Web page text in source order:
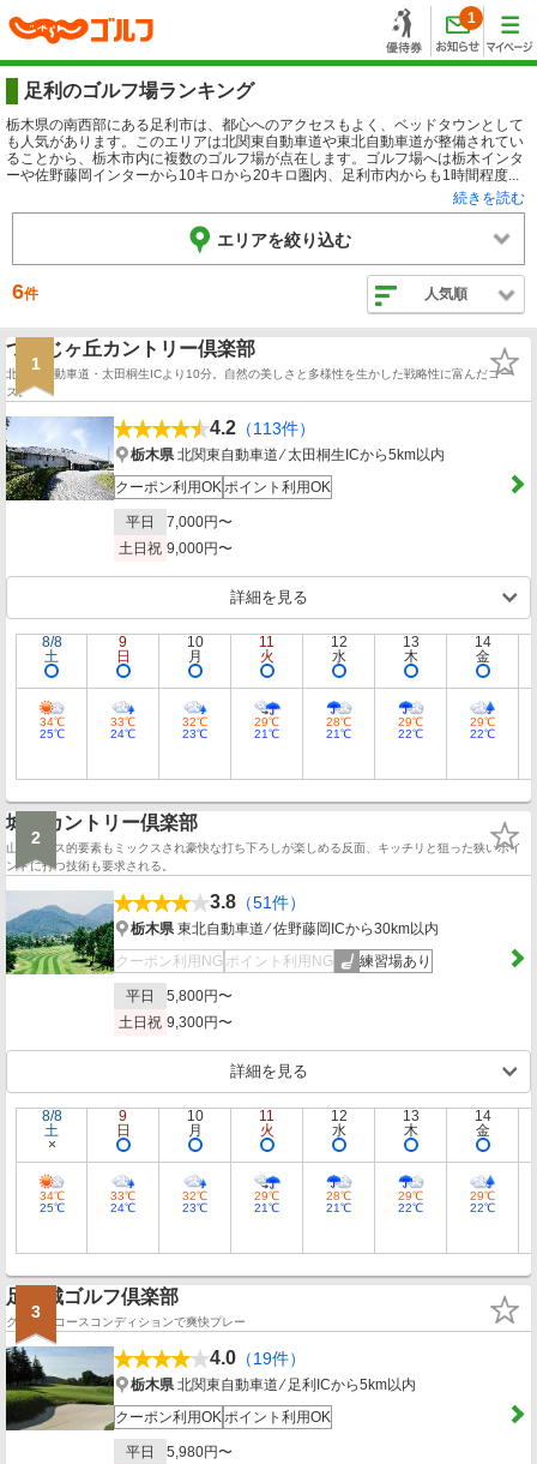
1
足利のゴルフ場ランキング
栃木県の南西部にある足利市は、都心へのアクセスもよく、ベッドタウンとして
も人気があります。このエリアは北関東自動車道や東北自動車道が整備されてい
ることから、栃木市内に複数のゴルフ場が点在します。ゴルフ場へは栃木インタ
ーや佐野藤岡インターから10キロから20キロ圏内、足利市内からも1時間程度...
続きを読む
エリアを絞り込む
6件 人気順
1
つつじヶ丘カントリー倶楽部
北関東自動車道・太田桐生ICより10分。自然の美しさと多様性を生かした戦略性に富んだコー
ス。
4.2 （113件）
栃木県北関東自動車道 ⁄ 太田桐生ICから5km以内
クーポン利用OKポイント利用OK
平日
7,000円〜
土日祝 9,000円〜
詳細を見る
8/8
土
34℃
25℃
9
日
33℃
24℃
10
月
32℃
23℃
11
火
29℃
21℃
12
水
28℃
21℃
13
木
29℃
22℃
14
金
29℃
22℃
2
城山カントリー倶楽部
山岳コース的要素もミックスされ豪快な打ち下ろしが楽しめる反面、キッチリと狙った狭いポイ
ントに打つ技術も要求される。
3.8 （51件）
栃木県東北自動車道 ⁄ 佐野藤岡ICから30km以内
クーポン利用NG ポイント利用NG 練習場あり
平日
5,800円〜
土日祝 9,300円〜
詳細を見る
8/8
土
34℃
25℃
9
日
33℃
24℃
10
月
32℃
23℃
11
火
29℃
21℃
12
水
28℃
21℃
13
木
29℃
22℃
14
金
29℃
22℃
3
足利城ゴルフ倶楽部
グッドなコースコンディションで爽快プレー
4.0 （19件）
栃木県北関東自動車道 ⁄ 足利ICから5km以内
クーポン利用OKポイント利用OK
平日
5,980円〜